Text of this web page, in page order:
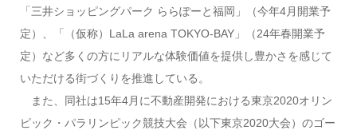
「三井ショッピングパーク ららぽーと福岡」（今年4月開業予
定）、「（仮称）LaLa arena TOKYO-BAY」（24年春開業予
定）など多くの方にリアルな体験価値を提供し豊かさを感じて
いただける街づくりを推進している。
また、同社は15年4月に不動産開発における東京2020オリン
ピック・パラリンピック競技大会（以下東京2020大会）のゴー